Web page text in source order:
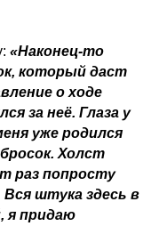
«Наконец-то
который даст
о ходе
за неё. Глаза у
уже родился
Холст
раз попросту
штука здесь в
я придаю